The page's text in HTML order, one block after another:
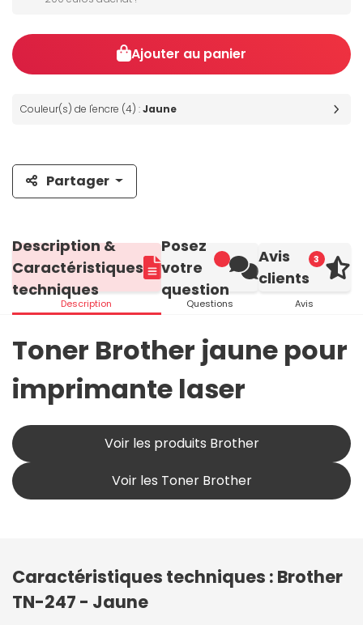
Ajouter au panier
Couleur(s) de l'encre (4) :Jaune
Partager
Description &
Caractéristiques
techniques
Description
Posez
votre
question
Questions
3
Avis
clients
Avis
Toner Brother jaune pour
imprimante laser
Voir les produits Brother
Voir les Toner Brother
Caractéristiques techniques : Brother
TN-247 - Jaune